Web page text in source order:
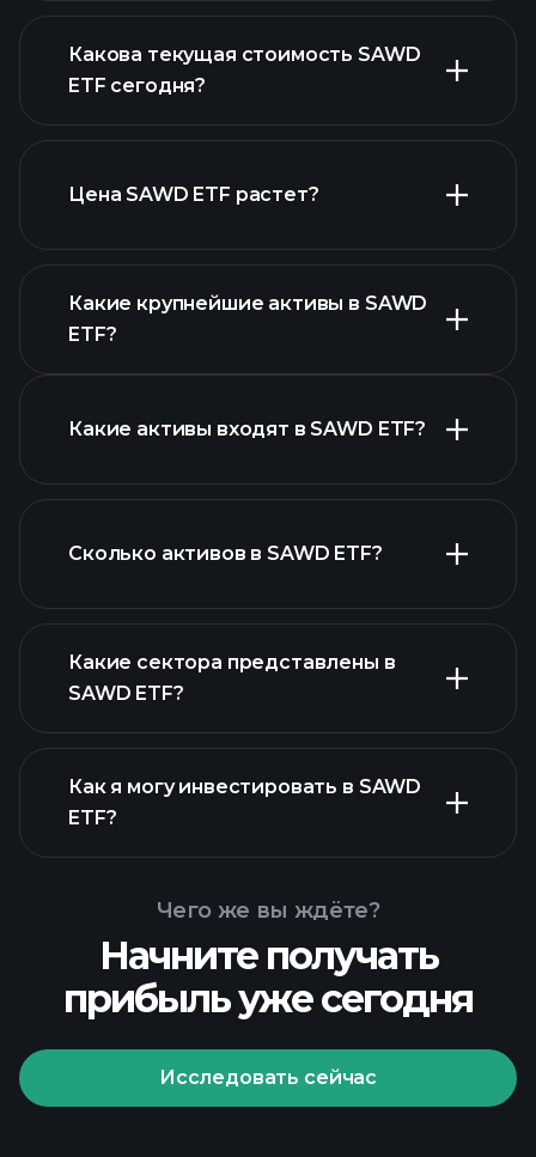
Какова текущая стоимость SAWD
ETF сегодня?
расширенной диаграмме
Цена SAWD ETF растет?
диаграмме SAWD ETF
Какие крупнейшие активы в SAWD
ETF?
активов SAWD ETF
Какие активы входят в SAWD ETF?
SAWD ETF
Сколько активов в SAWD ETF?
активов SAWD ETF
Какие сектора представлены в
SAWD ETF?
Как я могу инвестировать в SAWD
ETF?
Playtrade Tournaments
Чего же вы ждёте?
Начните получать
прибыль уже сегодня
Исследовать сейчас